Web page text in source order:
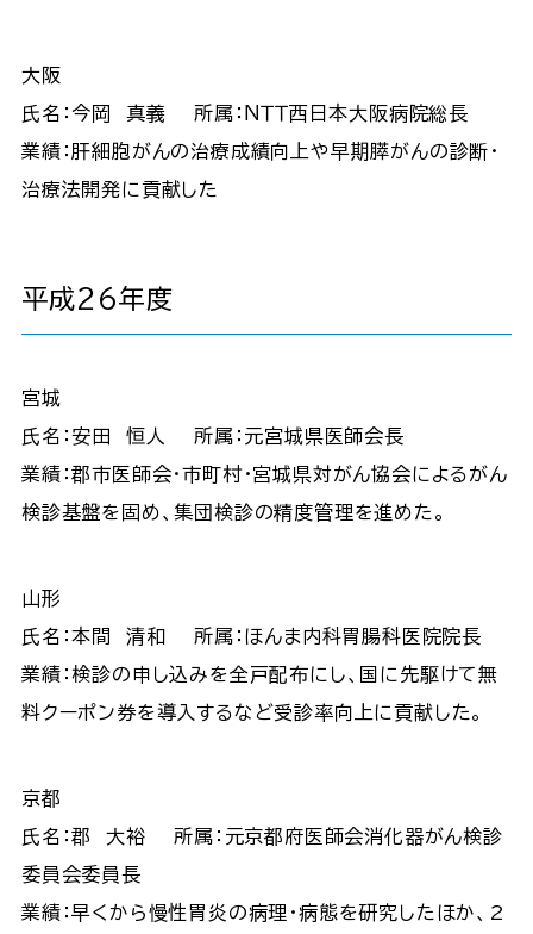
大阪
氏名：今岡 真義 所属：ＮＴＴ西日本大阪病院総長
業績：肝細胞がんの治療成績向上や早期膵がんの診断・
治療法開発に貢献した
平成26年度
宮城
氏名：安田 恒人 所属：元宮城県医師会長
業績：郡市医師会・市町村・宮城県対がん協会によるがん
検診基盤を固め、集団検診の精度管理を進めた。
山形
氏名：本間 清和 所属：ほんま内科胃腸科医院院長
業績：検診の申し込みを全戸配布にし、国に先駆けて無
料クーポン券を導入するなど受診率向上に貢献した。
京都
氏名：郡 大裕 所属：元京都府医師会消化器がん検診
委員会委員長
業績：早くから慢性胃炎の病理・病態を研究したほか、2